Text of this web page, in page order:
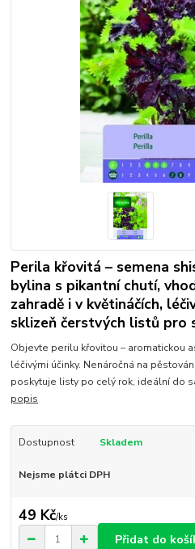
Perila křovitá – semena
bylina s pikantní chutí,
zahradě i v květináčích,
sklizeň čerstvých listů pro
Objevte perilu křovitou – aromatickou
léčivými účinky. Nenáročná na
poskytuje listy po celý rok, ideální do
popis
Dostupnost Skladem
Nejsme plátci DPH
49 Kč/ks
Přidat do